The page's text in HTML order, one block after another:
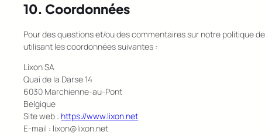
10. Coordonnées
Pour des questions et/ou des commentaires sur notre politique
utilisant les coordonnées suivantes :
Lixon SA
Quai de la Darse 14
6030 Marchienne-au-Pont
Belgique
Site web : https://www.lixon.net
E-mail : lixon@lixon.net